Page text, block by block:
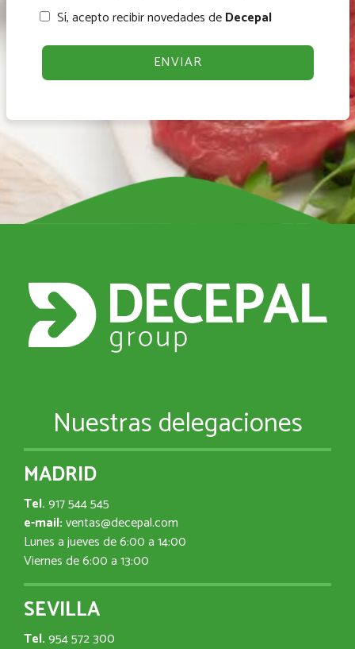
Sí, acepto recibir novedades deDecepal
Nuestras delegaciones
MADRID
Tel.917 544 545
e-mail:ventas@decepal.com
Lunes a jueves de 6:00 a 14:00
Viernes de 6:00 a 13:00
SEVILLA
Tel.954 572 300